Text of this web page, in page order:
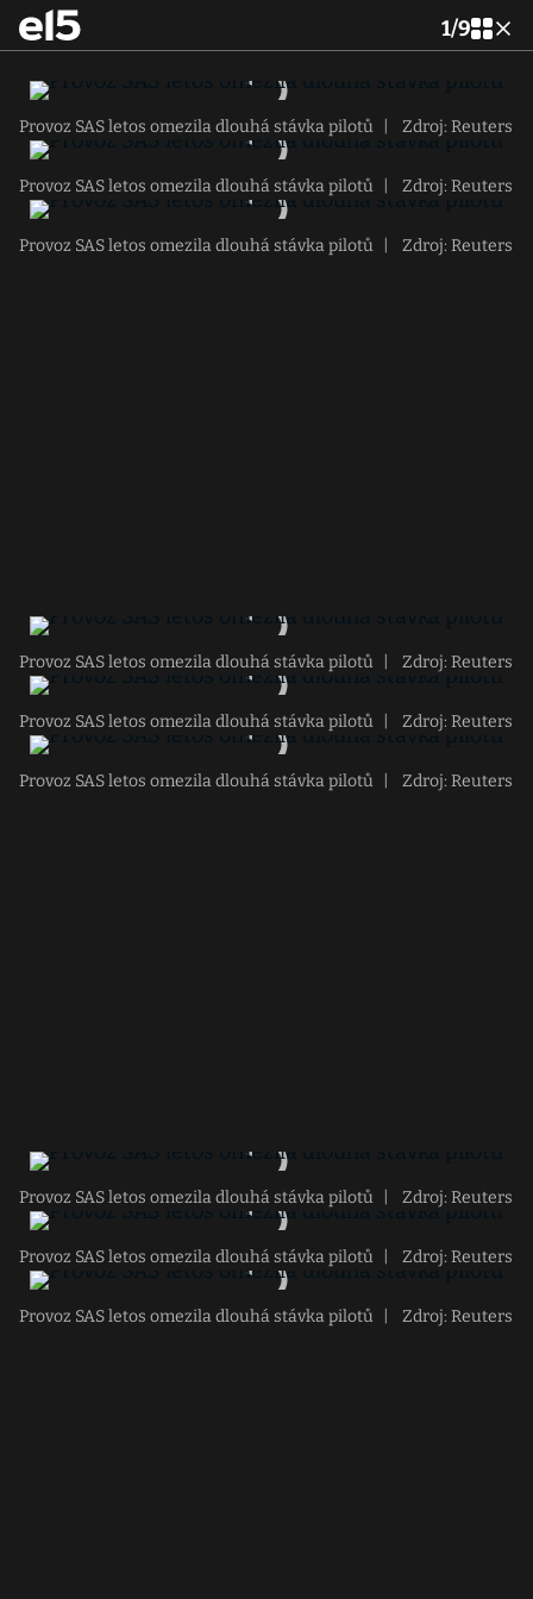
1/9
Provoz SAS letos omezila dlouhá stávka pilotů Zdroj: Reuters
Provoz SAS letos omezila dlouhá stávka pilotů Zdroj: Reuters
Provoz SAS letos omezila dlouhá stávka pilotů Zdroj: Reuters
Provoz SAS letos omezila dlouhá stávka pilotů Zdroj: Reuters
Provoz SAS letos omezila dlouhá stávka pilotů Zdroj: Reuters
Provoz SAS letos omezila dlouhá stávka pilotů Zdroj: Reuters
Provoz SAS letos omezila dlouhá stávka pilotů Zdroj: Reuters
Provoz SAS letos omezila dlouhá stávka pilotů Zdroj: Reuters
Provoz SAS letos omezila dlouhá stávka pilotů Zdroj: Reuters